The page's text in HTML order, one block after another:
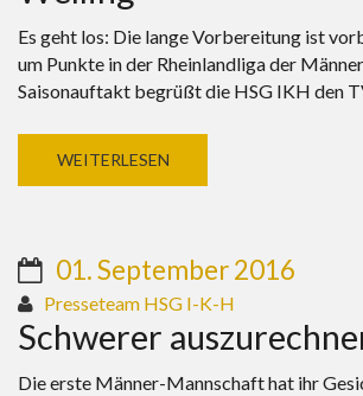
Es geht los: Die lange Vorbereitung ist
um Punkte in der Rheinlandliga der
Saisonauftakt begrüßt die HSG IKH den
WEITERLESEN
01. September 2016
Presseteam HSG I-K-H
Schwerer
Die erste Männer-Mannschaft hat ihr